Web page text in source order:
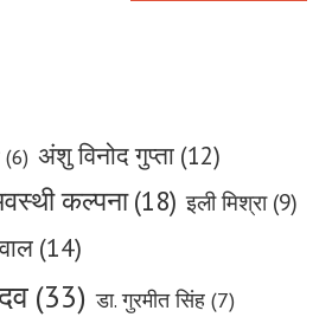
(6) अंशु विनोद गुप्ता (12)
कल्पना (18) इली मिश्रा (9)
(14)
(33) डा. गुरमीत सिंह (7)